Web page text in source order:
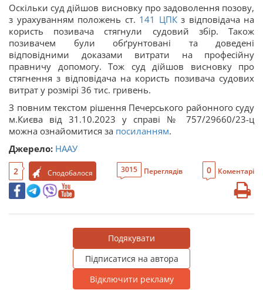
Оскільки суд дійшов висновку про задоволення позову,
з урахуванням положень ст. 141 ЦПКз відповідача на
користь позивача стягнули судовий збір. Також
позивачем були обґрунтовані та доведені
відповідними доказами витрати на професійну
правничу допомогу. Тож суд дійшов висновку про
стягнення з відповідача на користь позивача судових
витрат у розмірі 36 тис. гривень.
З повним текстом рішення Печерського районного суду
м.Києва від 31.10.2023 у справі № 757/29660/23-ц
можна ознайомитися за посиланням.
Джерело: НААУ
2 Сподобалося 3015 Переглядів 0 Коментарі
Подякувати
Підписатися на автора
Відключити рекламу